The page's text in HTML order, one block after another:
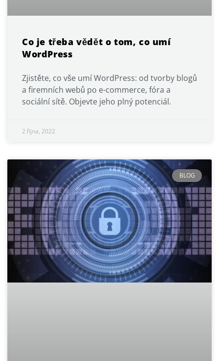
Co je třeba vědět o tom, co umí
WordPress
Zjistěte, co vše umí WordPress: od tvorby blogů
a firemních webů po e-commerce, fóra a
sociální sítě. Objevte jeho plný potenciál.
2 října, 2022
BLOG